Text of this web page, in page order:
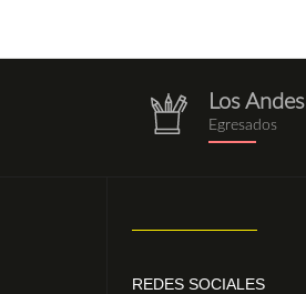
repositorio.png
Los Andes
Egresados
REDES SOCIALES